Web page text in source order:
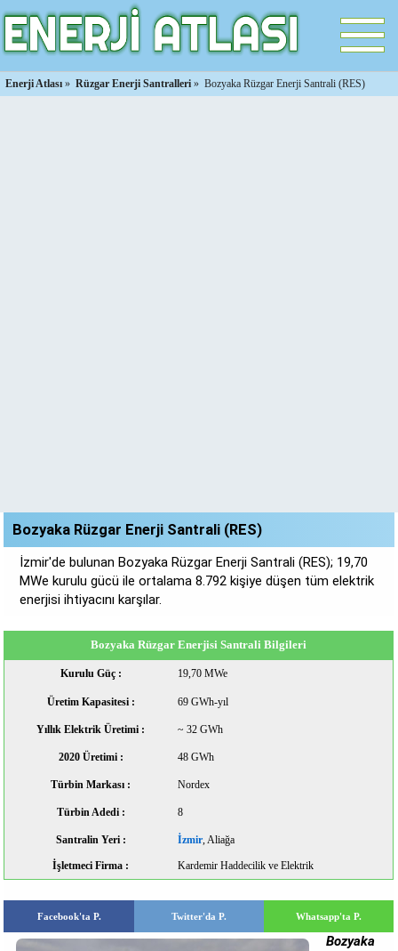
Enerji Atlası » Rüzgar Enerji Santralleri » Bozyaka Rüzgar Enerji Santrali (RES)
Bozyaka Rüzgar Enerji Santrali (RES)
İzmir'de bulunan Bozyaka Rüzgar Enerji Santrali (RES); 19,70
MWe kurulu gücü ile ortalama 8.792 kişiye düşen tüm elektrik
enerjisi ihtiyacını karşılar.
Bozyaka Rüzgar Enerjisi Santrali Bilgileri
Kurulu Güç : 19,70 MWe
Üretim Kapasitesi : 69 GWh-yıl
Yıllık Elektrik Üretimi : ~ 32 GWh
2020 Üretimi : 48 GWh
Türbin Markası : Nordex
Türbin Adedi : 8
Santralin Yeri : İzmir, Aliağa
İşletmeci Firma : Kardemir Haddecilik ve Elektrik
Facebook'ta P. Twitter'da P. Whatsapp'ta P.
Bozyaka